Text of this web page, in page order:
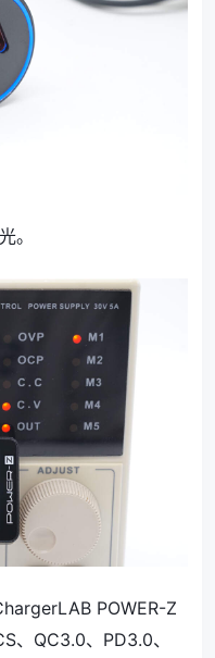
。
POWER-Z
、QC3.0、PD3.0、